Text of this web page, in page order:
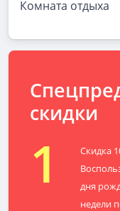
Комната отдыха
скидки
1
Скидка
дня
недели